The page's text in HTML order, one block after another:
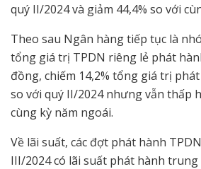
quý II/2024 và giảm 44,4% so với
Theo sau Ngân hàng tiếp tục là
tổng giá trị TPDN riêng lẻ phát
đồng, chiếm 14,2% tổng giá trị
so với quý II/2024 nhưng vẫn thấp
cùng kỳ năm ngoái.
Về lãi suất, các đợt phát hành
III/2024 có lãi suất phát hành trung